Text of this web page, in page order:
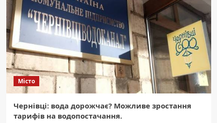
Місто
Чернівці: вода дорожчає? Можливе зростання
тарифів на водопостачання.